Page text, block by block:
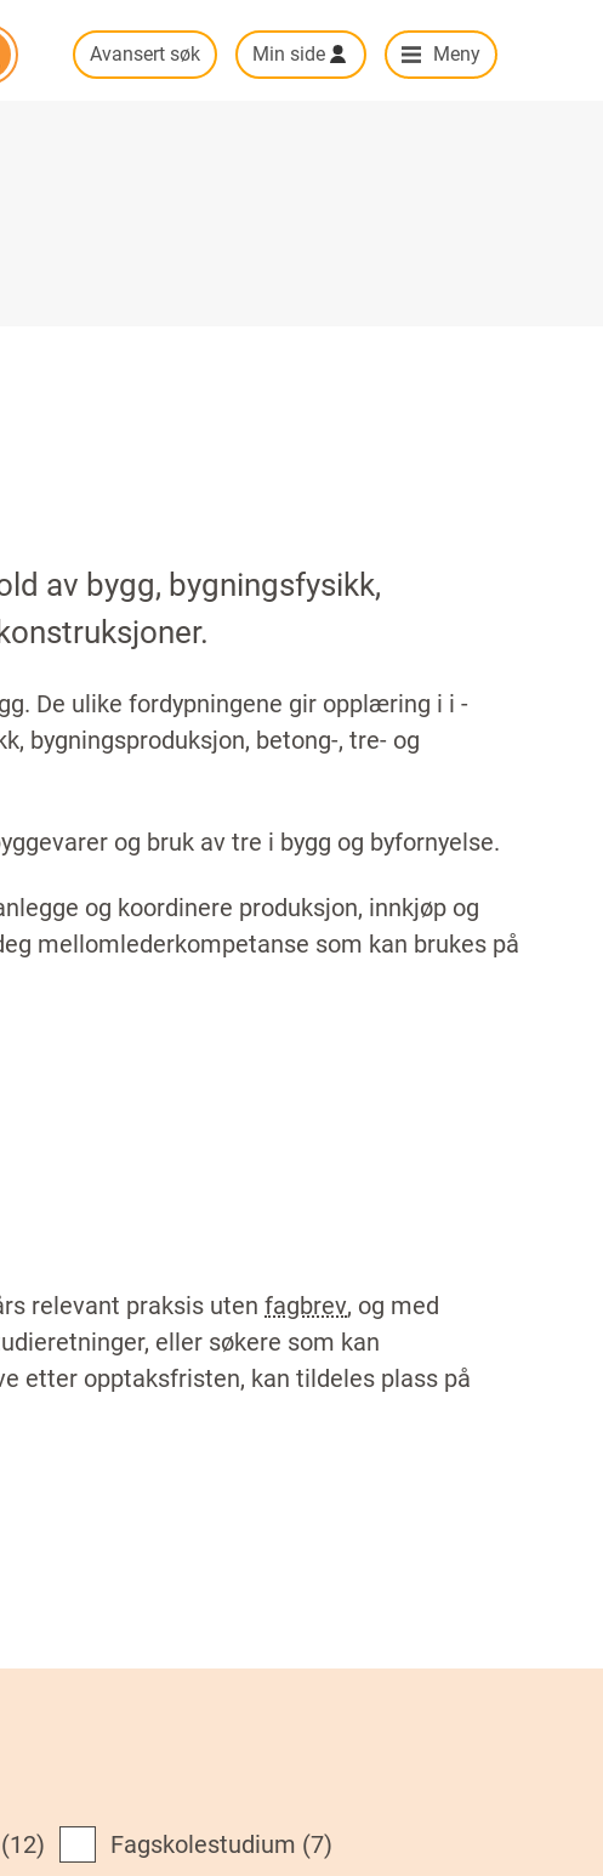
Avansert søk Min side Meny
av bygg, bygningsfysikk,
De ulike fordypningene gir opplæring i i
bygningsproduksjon, betong-, tre- og
og bruk av tre i bygg og byfornyelse.
og koordinere produksjon, innkjøp og
mellomlederkompetanse som kan brukes på
relevant praksis uten fagbrev, og med
eller søkere som kan
etter opptaksfristen, kan tildeles plass på
(12) Fagskolestudium (7)